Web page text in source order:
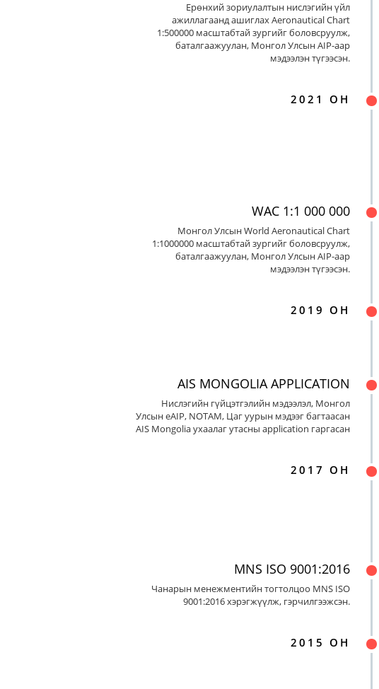
Ерөнхий зориулалтын нислэгийн үйл
ажиллагаанд ашиглах Aeronautical Chart
1:500000 масштабтай зургийг боловсруулж,
баталгаажуулан, Монгол Улсын AIP-аар
мэдээлэн түгээсэн.
2021 ОН
WAC 1:1 000 000
Монгол Улсын World Aeronautical Chart
1:1000000 масштабтай зургийг боловсруулж,
баталгаажуулан, Монгол Улсын AIP-аар
мэдээлэн түгээсэн.
2019 ОН
AIS MONGOLIA APPLICATION
Нислэгийн гүйцэтгэлийн мэдээлэл, Монгол
Улсын eAIP, NOTAM, Цаг уурын мэдээг багтаасан
AIS Mongolia ухаалаг утасны application гаргасан
2017 ОН
MNS ISO 9001:2016
Чанарын менежментийн тогтолцоо MNS ISO
9001:2016 хэрэгжүүлж, гэрчилгээжсэн.
2015 ОН